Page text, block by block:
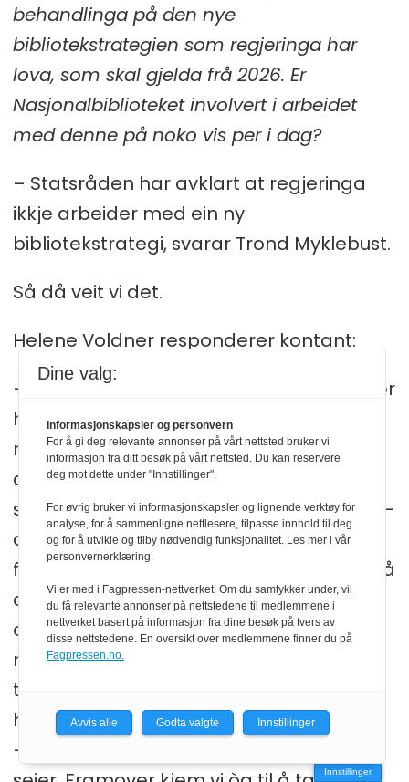
behandlinga på den nye
bibliotekstrategien som regjeringa har
lova, som skal gjelda frå 2026. Er
Nasjonalbiblioteket involvert i arbeidet
med denne på noko vis per i dag?
– Statsråden har avklart at regjeringa
ikkje arbeider med ein ny
bibliotekstrategi, svarar Trond Myklebust.
Så då veit vi det.
Helene Voldner responderer kontant:
– Dette kjem vi ikkje til å gje oss på, det er
heilt sikkert. Vi er nøydde til å halda fram
med å visa fram breidda i
arbeidsoppgåvene og det vanvitige
samfunnsoppdraget alle biblioteka har –
og tek – kvar einaste dag. Skal vi halda
fram med å gjera det godt framover, må
det koma på plass ein heilskapleg og
overordna politikk. Den treng ikkje
nødvendigvis ha same form som dei
tidlegare, men den må peika retning og
ha ein ambisjon på vegner av biblioteka
– dersom politikarane meiner det dei
Innstillinger
Dine valg:
Informasjonskapsler og personvern
For å gi deg relevante annonser på vårt nettsted bruker vi
informasjon fra ditt besøk på vårt nettsted. Du kan reservere
deg mot dette under "Innstillinger".
For øvrig bruker vi informasjonskapsler og lignende verktøy for
analyse, for å sammenligne nettlesere, tilpasse innhold til deg
og for å utvikle og tilby nødvendig funksjonalitet. Les mer i vår
personvernerklæring.
Vi er med i Fagpressen-nettverket. Om du samtykker under, vil
du få relevante annonser på nettstedene til medlemmene i
nettverket basert på informasjon fra dine besøk på tvers av
disse nettstedene. En oversikt over medlemmene finner du på
Fagpressen.no.
Avvis alle Godta valgte Innstillinger